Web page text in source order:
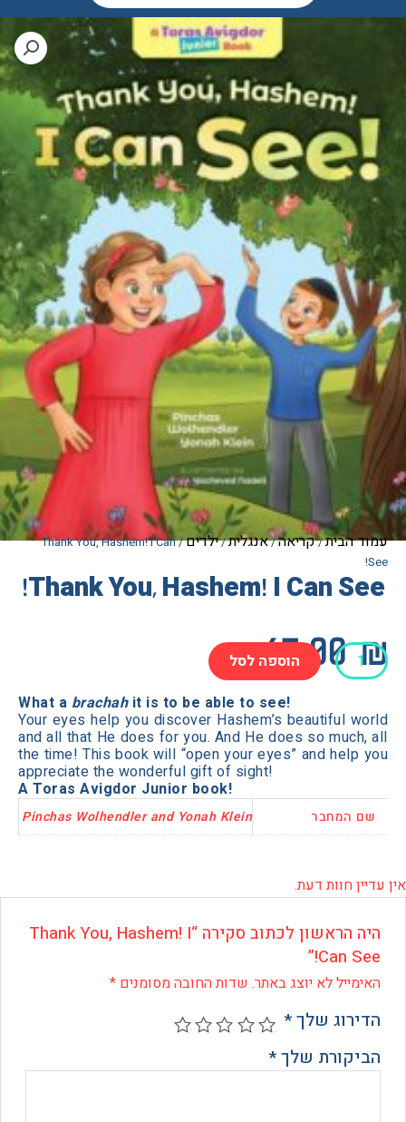
/קריאה/אנגלית/ילדים / Thank You, Hashem! I Can
Thank You, Hashem! I Can
הוספה לסל
What abrachahit is to be able to see!
Your eyes help you discover Hashem’s beautiful
and all that He does for you. And He does so
the time! This book will “open your eyes” and
appreciate the wonderful gift of sight!
A Toras Avigdor Junior book!
המחבר Pinchas Wolhendler and Yonah Klein
חוות דעת.
היה הראשון לכתוב סקירה “Thank You, Hashem! I
Can
לא יוצג באתר.שדות החובה מסומנים*
שלך*
שלך*